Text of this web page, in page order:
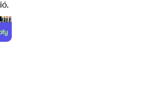
ió.